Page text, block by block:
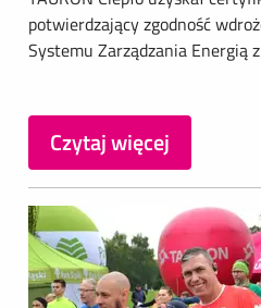
potwierdzający zgodność
Systemu Zarządzania Energią
Czytaj więcej